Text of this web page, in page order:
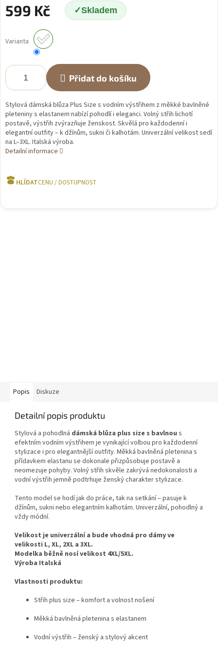
599 Kč Skladem
cena:
Varianta
Přidat do košíku
Stylová dámská blůza Plus Size s vodním výstřihem z měkké bavlněné
pleteniny s elastanem nabízí pohodlí i eleganci. Volný střih lichotí
postavě, výstřih zvýrazňuje ženskost. Skvělá pro každodenní i
elegantní outfity – k džínům, sukni či kalhotám. Univerzální velikost sedí
na L–3XL. Italská výroba.
Detailní informace
HLÍDAT
Popis Diskuze
Detailní popis produktu
Stylová a pohodlná dámská blůza plus size s bavlnou s
efektním vodním výstřihem je vynikající volbou pro každodenní
stylizace i pro elegantnější outfity. Měkká bavlněná pletenina s
přídavkem elastanu se dokonale přizpůsobuje postavě a
neomezuje pohyby. Volný střih skvěle zakrývá nedokonalosti a
vodní výstřih jemně podtrhuje ženský charakter stylizace.
Tento model se hodí jak do práce, tak na setkání – pasuje k
džínům, sukni nebo elegantním kalhotám. Univerzální, pohodlný a
vždy módní.
Velikost je univerzální a bude vhodná pro dámy ve
velikosti L, XL, 2XL a 3XL.
Modelka běžně nosí velikost 4XL/5XL.
Výroba Italská
Vlastnosti produktu:
Střih plus size – komfort a volnost nošení
Měkká bavlněná pletenina s elastanem
Vodní výstřih – ženský a stylový akcent